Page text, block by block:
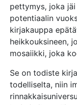
pettymys, joka
potentiaalin
kirjakauppa
heikkouksineen,
mosaiikki, joka
Se on todiste
todelliselta, niin